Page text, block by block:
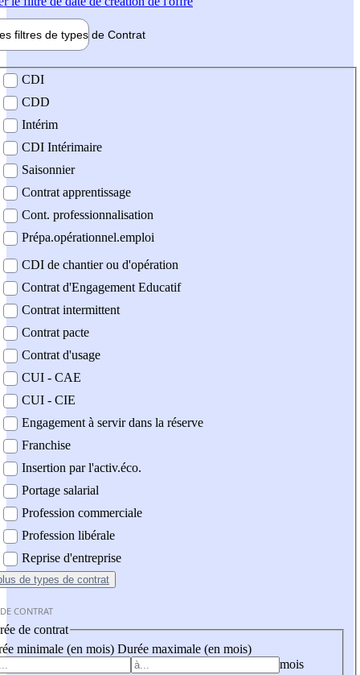
filtres de types de Contrat
contrat
CDI
CDD
Intérim
CDI Intérimaire
Saisonnier
Contrat apprentissage
Cont. professionnalisation
Prépa.opérationnel.emploi
CDI de chantier ou d'opération
Contrat d'Engagement Educatif
Contrat intermittent
Contrat pacte
Contrat d'usage
CUI - CAE
CUI - CIE
Engagement à servir dans la réserve
Franchise
Insertion par l'activ.éco.
Portage salarial
Profession commerciale
Profession libérale
Reprise d'entreprise
de types de contrat
CONTRAT
de contrat
minimale (en mois) Durée maximale (en mois)
mois